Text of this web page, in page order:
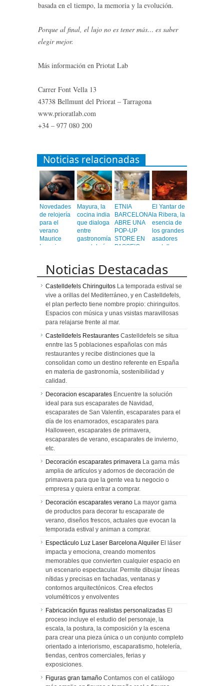
basada en el tiempo, la memoria y la evolución.
Porque al final, el lujo no es tener más… es saber
elegir mejor.
Más información en Priotat Lab
Carrer Font Vella 13
43738 Bellmunt del Priorat – Tarragona
www.prioratlab.com
+34 – 977 080 200
Noticias relacionadas
Novedades
de relojería
para el
verano
Maurice
Lacroix
Mayura, la
cocina india
que dialoga
entre
gastronomía
y coctelería
ETNIA
BARCELONA
ABRE UNA
POP-UP
STORE EN
PASSEIG
El Yantar de
la Ribera, la
esencia de
los grandes
asadores
castellanos
Barcelona
Noticias Destacadas
Castelldefels Chiringuitos La temporada estival se
vive a orillas del Mediterráneo, y en Castelldefels,
el plan perfecto tiene nombre propio: chiringuitos.
Espacios con música y unas vsistas maravillosas
para relajarse frente al mar.
Castelldefels Restaurantes Castelldefels se situa
enntre las 5 poblaciones españolas con más
restaurantes y recibe distinciones que la
consolidan como un destino referente en España
en materia de gastronomía, sostenibilidad y
calidad.
Decoracion escaparates Encuentre la solución
ideal para sus escaparates de Navidad,
escaparates de San Valentín, escaparates para el
día de los enamorados, escaparates para
Halloween, escaparates de primavera,
escaparates de verano, escaparates de invierno,
etc.
Decoración escaparates primavera La gama más
amplia de artículos y adornos de decoración de
primavera para que la gente vea tu negocio o
empresa y quiera entrar a comprar.
Decoración escaparates verano La mayor gama
de productos para decorar tu escaparate de
verano, diseños frescos, actuales que evocan la
temporada estival y animan a comprar.
Espectáculo Luz Laser Barcelona Alquiler El láser
impacta y emociona, creando momentos
memorables que convierten cualquier espacio en
un escenario espectacular. Permite dibujar líneas
nítidas y precisas en fachadas, ventanas y
contornos arquitectónicos. Crea efectos
volumétricos y envolventes
Fabricación figuras realistas personalizadas El
proceso incluye el estudio del personaje, la
escala, la postura, la composición y la escena
para crear una pieza única o un conjunto completo
orientado a interiorismo, escaparatismo, hotelería,
tiendas, centros comerciales, ferias y
exposiciones.
Figuras gran tamaño Contamos con el catálogo